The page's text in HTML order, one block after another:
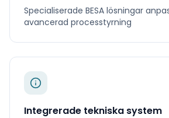
Specialiserade BESA lösningar
avancerad processtyrning
Integrerade tekniska system